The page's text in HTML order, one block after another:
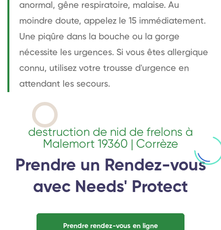
anormal, gêne respiratoire, malaise. Au
moindre doute, appelez le 15 immédiatement.
Une piqûre dans la bouche ou la gorge
nécessite les urgences. Si vous êtes allergique
connu, utilisez votre trousse d'urgence en
attendant les secours.
destruction de nid de frelons à
Malemort 19360 | Corrèze
Prendre un Rendez-vous
avec Needs' Protect
Prendre rendez-vous en ligne